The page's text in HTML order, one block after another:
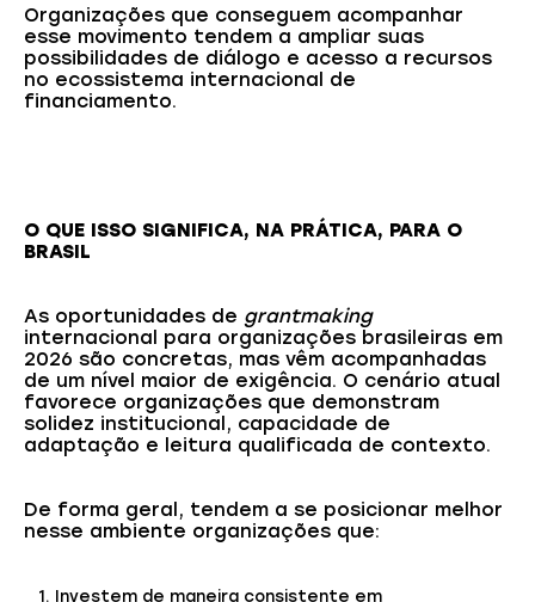
Organizações que conseguem acompanhar
esse movimento tendem a ampliar suas
possibilidades de diálogo e acesso a recursos
no ecossistema internacional de
financiamento.
O QUE ISSO SIGNIFICA, NA PRÁTICA, PARA O
BRASIL
As oportunidades de grantmaking
internacional para organizações brasileiras em
2026 são concretas, mas vêm acompanhadas
de um nível maior de exigência. O cenário atual
favorece organizações que demonstram
solidez institucional, capacidade de
adaptação e leitura qualificada de contexto.
De forma geral, tendem a se posicionar melhor
nesse ambiente organizações que:
Investem de maneira consistente em